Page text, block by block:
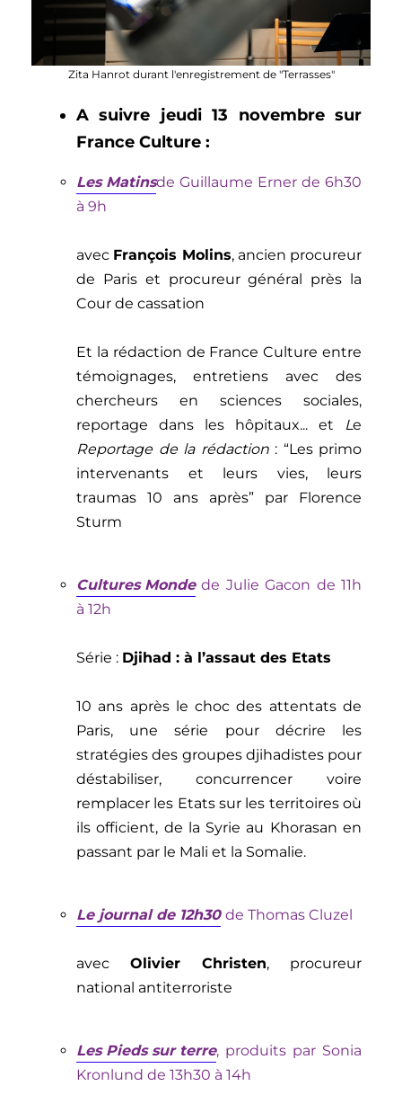
Zita Hanrot durant l'enregistrement de "Terrasses"
A suivre jeudi 13 novembre sur
France Culture :
Les Matinsde Guillaume Erner de 6h30
à 9h
avec François Molins, ancien procureur
de Paris et procureur général près la
Cour de cassation
Et la rédaction de France Cultureentre
témoignages, entretiens avec des
chercheurs en sciences sociales,
reportage dans les hôpitaux...
et Le
Reportage de la rédaction: “Les primo
intervenants et leurs vies, leurs
traumas 10 ans après” par Florence
Sturm
Cultures Monde de Julie Gacon de 11h
à 12h
Série : Djihad : à l’assaut des Etats
10 ans après le choc des attentats de
Paris, une série pour décrire les
stratégies des groupes djihadistes pour
déstabiliser, concurrencer voire
remplacer les Etats sur les territoires où
ils officient, de la Syrie au Khorasan en
passant par le Mali et la Somalie.
Le journal de 12h30 de Thomas Cluzel
avec Olivier Christen, procureur
national antiterroriste
Les Pieds sur terre, produits par Sonia
Kronlund de 13h30 à 14h